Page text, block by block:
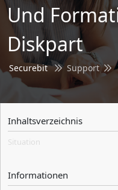
Und
Diskpart
Securebit Support
Inhaltsverzeichnis
Situation
Informationen